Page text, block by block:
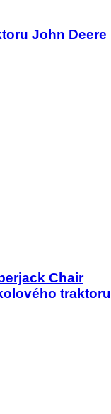
John Deere
Chair
traktoru